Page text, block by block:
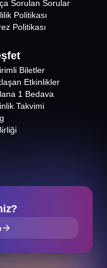
Sorulan Sorular
Politikası
Politikası
Biletler
Etkinlikler
1 Bedava
Takvimi